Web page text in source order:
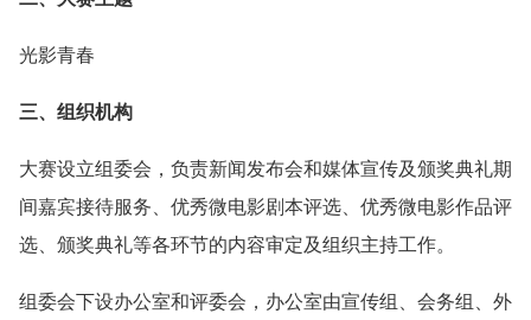
光影青春
三、组织机构
大赛设立组委会，负责新闻发布会和媒体宣传及颁奖典礼期
间嘉宾接待服务、优秀微电影剧本评选、优秀微电影作品评
选、颁奖典礼等各环节的内容审定及组织主持工作。
组委会下设办公室和评委会，办公室由宣传组、会务组、外